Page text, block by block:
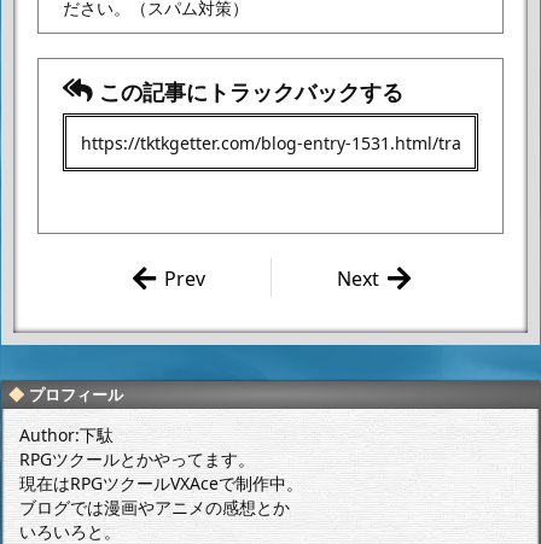
ださい。 （スパム対策）
この記事にトラックバックする
イザー：たとえ我が
グやちょっとした不
具合について。
Next
イザー：たとえ我が
い方とかプレイ動画
とか。
Prev
プロフィール
Author:下駄
RPGツクールとかやってます。
現在はRPGツクールVXAceで制作中。
ブログでは漫画やアニメの感想とか
いろいろと。